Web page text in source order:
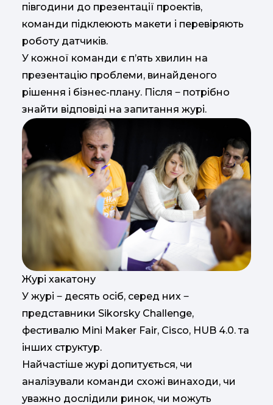
півгодини до презентації проектів,
команди підклеюють макети і перевіряють
роботу датчиків.
У кожної команди є п’ять хвилин на
презентацію проблеми, винайденого
рішення і бізнес-плану. Після ‒ потрібно
знайти відповіді на запитання журі.
Журі хакатону
У журі ‒ десять осіб, серед них ‒
представники Sikorsky Challenge,
фестивалю Mini Maker Fair, Cisco, HUB 4.0. та
інших структур.
Найчастіше журі допитується, чи
аналізували команди схожі винаходи, чи
уважно дослідили ринок, чи можуть